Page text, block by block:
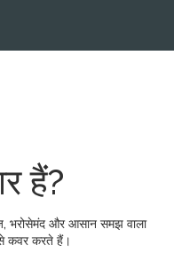
हैं?
भरोसेमंद और आसान समझ वाला
कवर करते हैं।